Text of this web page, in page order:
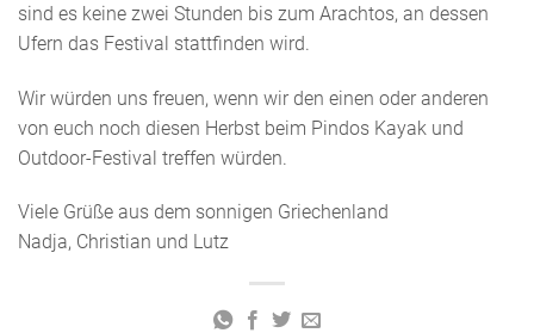
sind es keine zwei Stunden bis zum Arachtos, an dessen
Ufern das Festival stattfinden wird.
Wir würden uns freuen, wenn wir den einen oder anderen
von euch noch diesen Herbst beim Pindos Kayak und
Outdoor-Festival treffen würden.
Viele Grüße aus dem sonnigen Griechenland
Nadja, Christian und Lutz